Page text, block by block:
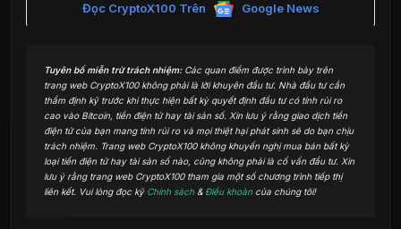
Đọc CryptoX100 Trên Google News
Tuyên bố miễn trừ trách nhiệm:Các quan điểm được trình bày trên
trang web CryptoX100 không phải là lời khuyên đầu tư. Nhà đầu tư cần
thẩm định kỹ trước khi thực hiện bất kỳ quyết định đầu tư có tính rủi ro
cao vào Bitcoin, tiền điện tử hay tài sản số. Xin lưu ý rằng giao dịch tiền
điện tử của bạn mang tính rủi ro và mọi thiệt hại phát sinh sẽ do bạn chịu
trách nhiệm. Trang web CryptoX100 không khuyến nghị mua bán bất kỳ
loại tiền điện tử hay tài sản số nào, cũng không phải là cố vấn đầu tư. Xin
lưu ý rằng trang web CryptoX100 tham gia một số chương trình tiếp thị
liên kết. Vui lòng đọc kỹ Chính sách & Điều khoản của chúng tôi!